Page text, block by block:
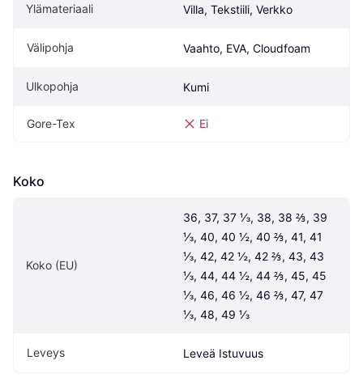
Ylämateriaali Villa, Tekstiili, Verkko
Välipohja Vaahto, EVA, Cloudfoam
Ulkopohja Kumi
Gore-Tex Ei
Koko
Koko (EU)
36, 37, 37 ⅓, 38, 38 ⅔, 39
⅓, 40, 40 ½, 40 ⅔, 41, 41
⅓, 42, 42 ½, 42 ⅔, 43, 43
⅓, 44, 44 ½, 44 ⅔, 45, 45
⅓, 46, 46 ½, 46 ⅔, 47, 47
⅓, 48, 49 ⅓
Leveys Leveä Istuvuus